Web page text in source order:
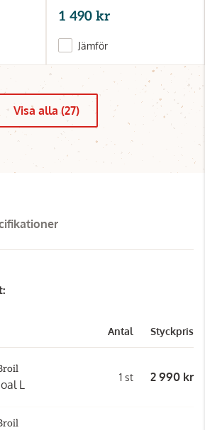
1 490 kr
Jämför
Visa alla (27)
Antal Styckpris
L
1 st 2 990 kr